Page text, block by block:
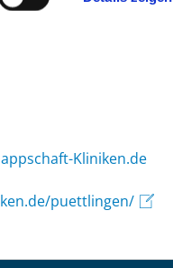
puettlingen/